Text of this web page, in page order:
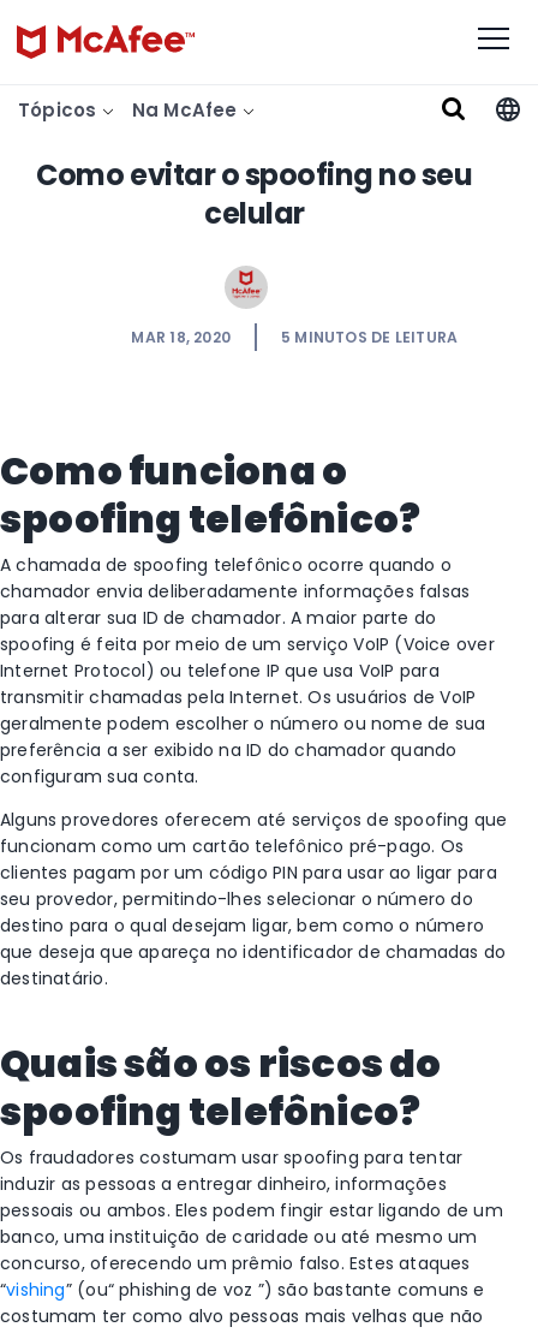
Tópicos Na McAfee
Como evitar o spoofing no seu
celular
MAR 18, 2020 5 MINUTOS DE LEITURA
Como funciona o
spoofing telefônico?
A chamada de spoofing telefônico ocorre quando o
chamador envia deliberadamente informações falsas
para alterar sua ID de chamador. A maior parte do
spoofing é feita por meio de um serviço VoIP (Voice over
Internet Protocol) ou telefone IP que usa VoIP para
transmitir chamadas pela Internet. Os usuários de VoIP
geralmente podem escolher o número ou nome de sua
preferência a ser exibido na ID do chamador quando
configuram sua conta.
Alguns provedores oferecem até serviços de spoofing que
funcionam como um cartão telefônico pré-pago. Os
clientes pagam por um código PIN para usar ao ligar para
seu provedor, permitindo-lhes selecionar o número do
destino para o qual desejam ligar, bem como o número
que deseja que apareça no identificador de chamadas do
destinatário.
Quais são os riscos do
spoofing telefônico?
Os fraudadores costumam usar spoofing para tentar
induzir as pessoas a entregar dinheiro, informações
pessoais ou ambos. Eles podem fingir estar ligando de um
banco, uma instituição de caridade ou até mesmo um
concurso, oferecendo um prêmio falso. Estes ataques
“vishing” (ou“ phishing de voz ”) são bastante comuns e
costumam ter como alvo pessoas mais velhas que não